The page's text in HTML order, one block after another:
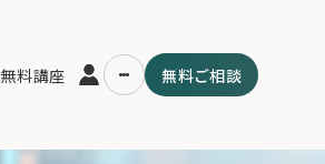
無料講座 無料ご相談